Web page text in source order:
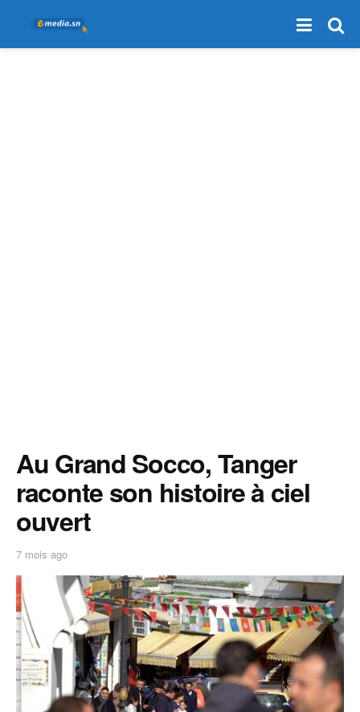
Au Grand Socco, Tanger
raconte son histoire à ciel
ouvert
7 mois ago